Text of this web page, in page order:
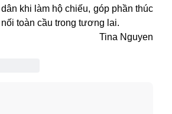
khi làm hộ chiếu, góp phần thúc
toàn cầu trong tương lai.
Tina Nguyen